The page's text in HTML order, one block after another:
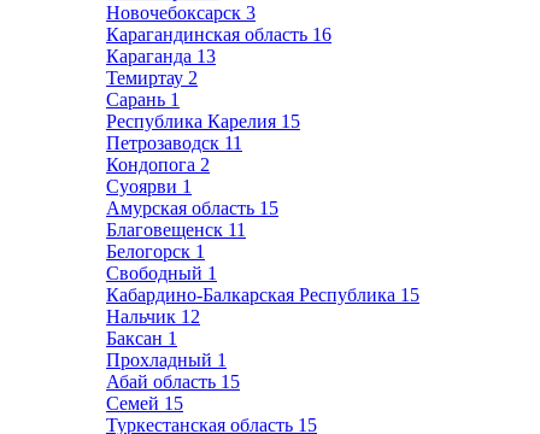
Новочебоксарск 3
Карагандинская область 16
Караганда 13
Темиртау 2
Сарань 1
Республика Карелия 15
Петрозаводск 11
Кондопога 2
Суоярви 1
Амурская область 15
Благовещенск 11
Белогорск 1
Свободный 1
Кабардино-Балкарская Республика 15
Нальчик 12
Баксан 1
Прохладный 1
Абай область 15
Семей 15
Туркестанская область 15